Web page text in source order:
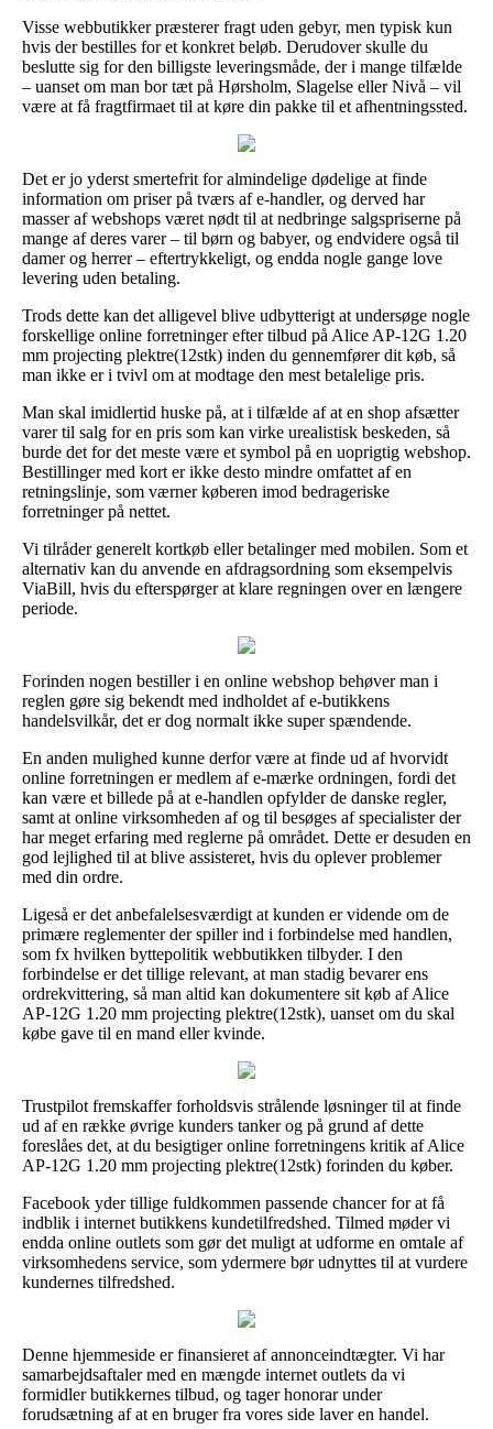
Visse webbutikker præsterer fragt uden gebyr, men typisk kun
hvis der bestilles for et konkret beløb. Derudover skulle du
beslutte sig for den billigste leveringsmåde, der i mange tilfælde
– uanset om man bor tæt på Hørsholm, Slagelse eller Nivå – vil
være at få fragtfirmaet til at køre din pakke til et afhentningssted.
Det er jo yderst smertefrit for almindelige dødelige at finde
information om priser på tværs af e-handler, og derved har
masser af webshops været nødt til at nedbringe salgspriserne på
mange af deres varer – til børn og babyer, og endvidere også til
damer og herrer – eftertrykkeligt, og endda nogle gange love
levering uden betaling.
Trods dette kan det alligevel blive udbytterigt at undersøge nogle
forskellige online forretninger efter tilbud på Alice AP-12G 1.20
mm projecting plektre(12stk) inden du gennemfører dit køb, så
man ikke er i tvivl om at modtage den mest betalelige pris.
Man skal imidlertid huske på, at i tilfælde af at en shop afsætter
varer til salg for en pris som kan virke urealistisk beskeden, så
burde det for det meste være et symbol på en uoprigtig webshop.
Bestillinger med kort er ikke desto mindre omfattet af en
retningslinje, som værner køberen imod bedrageriske
forretninger på nettet.
Vi tilråder generelt kortkøb eller betalinger med mobilen. Som et
alternativ kan du anvende en afdragsordning som eksempelvis
ViaBill, hvis du efterspørger at klare regningen over en længere
periode.
Forinden nogen bestiller i en online webshop behøver man i
reglen gøre sig bekendt med indholdet af e-butikkens
handelsvilkår, det er dog normalt ikke super spændende.
En anden mulighed kunne derfor være at finde ud af hvorvidt
online forretningen er medlem af e-mærke ordningen, fordi det
kan være et billede på at e-handlen opfylder de danske regler,
samt at online virksomheden af og til besøges af specialister der
har meget erfaring med reglerne på området. Dette er desuden en
god lejlighed til at blive assisteret, hvis du oplever problemer
med din ordre.
Ligeså er det anbefalelsesværdigt at kunden er vidende om de
primære reglementer der spiller ind i forbindelse med handlen,
som fx hvilken byttepolitik webbutikken tilbyder. I den
forbindelse er det tillige relevant, at man stadig bevarer ens
ordrekvittering, så man altid kan dokumentere sit køb af Alice
AP-12G 1.20 mm projecting plektre(12stk), uanset om du skal
købe gave til en mand eller kvinde.
Trustpilot fremskaffer forholdsvis strålende løsninger til at finde
ud af en række øvrige kunders tanker og på grund af dette
foreslåes det, at du besigtiger online forretningens kritik af Alice
AP-12G 1.20 mm projecting plektre(12stk) forinden du køber.
Facebook yder tillige fuldkommen passende chancer for at få
indblik i internet butikkens kundetilfredshed. Tilmed møder vi
endda online outlets som gør det muligt at udforme en omtale af
virksomhedens service, som ydermere bør udnyttes til at vurdere
kundernes tilfredshed.
Denne hjemmeside er finansieret af annonceindtægter. Vi har
samarbejdsaftaler med en mængde internet outlets da vi
formidler butikkernes tilbud, og tager honorar under
forudsætning af at en bruger fra vores side laver en handel.